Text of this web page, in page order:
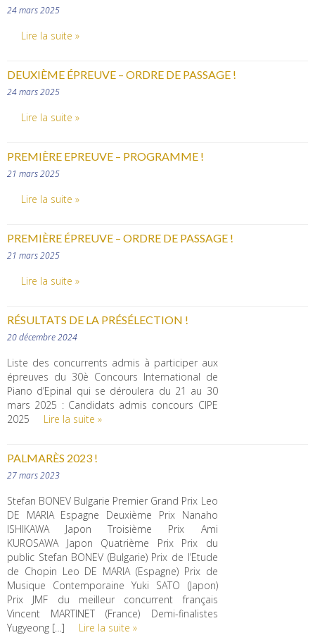
24 mars 2025
Lire la suite »
DEUXIÈME ÉPREUVE – ORDRE DE PASSAGE !
24 mars 2025
Lire la suite »
PREMIÈRE EPREUVE – PROGRAMME !
21 mars 2025
Lire la suite »
PREMIÈRE ÉPREUVE – ORDRE DE PASSAGE !
21 mars 2025
Lire la suite »
RÉSULTATS DE LA PRÉSÉLECTION !
20 décembre 2024
Liste des concurrents admis à participer aux
épreuves du 30è Concours International de
Piano d’Epinal qui se déroulera du 21 au 30
mars 2025 : Candidats admis concours CIPE
2025
Lire la suite »
PALMARÈS 2023 !
27 mars 2023
Stefan BONEV Bulgarie Premier Grand Prix Leo
DE MARIA Espagne Deuxième Prix Nanaho
ISHIKAWA Japon Troisième Prix Ami
KUROSAWA Japon Quatrième Prix Prix du
public Stefan BONEV (Bulgarie) Prix de l’Etude
de Chopin Leo DE MARIA (Espagne) Prix de
Musique Contemporaine Yuki SATO (Japon)
Prix JMF du meilleur concurrent français
Vincent MARTINET (France) Demi-finalistes
Yugyeong […]
Lire la suite »